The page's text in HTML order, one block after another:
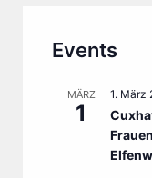
Events
MÄRZ
1
1. März